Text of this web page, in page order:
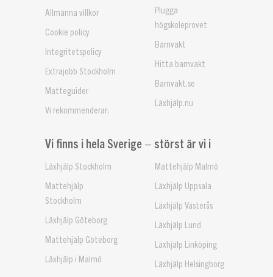
Allmänna villkor
Cookie policy
Integritetspolicy
Extrajobb Stockholm
Matteguider
Vi rekommenderar:
Plugga
högskoleprovet
Barnvakt
Hitta barnvakt
Barnvakt.se
Läxhjälp.nu
Vi finns i hela Sverige – störst är vi i
Läxhjälp Stockholm
Mattehjälp
Stockholm
Läxhjälp Göteborg
Mattehjälp Göteborg
Läxhjälp i Malmö
Mattehjälp Malmö
Läxhjälp Uppsala
Läxhjälp Västerås
Läxhjälp Lund
Läxhjälp Linköping
Läxhjälp Helsingborg